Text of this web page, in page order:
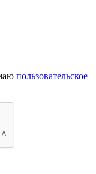
пользовательское